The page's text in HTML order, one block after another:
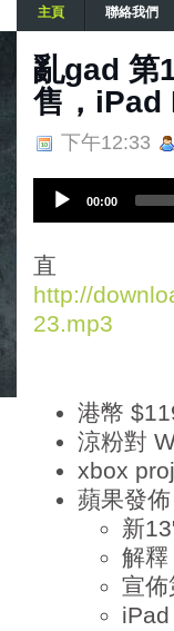
主頁 聯絡我們
亂gad 第
售，iPad
下午12:33
i
o
P
l
00:00
http://
23.mp3
港幣
涼粉對
xbox
蘋果發佈
新
解
宣佈